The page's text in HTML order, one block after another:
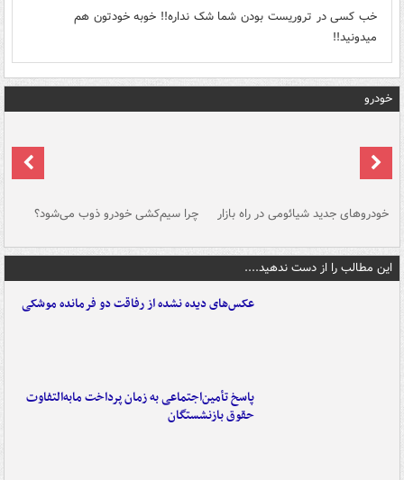
خب کسی در تروریست بودن شما شک نداره!! خوبه خودتون هم
میدونید!!
خودرو
خودروهای جدید شیائومی در راه بازار چرا سیم‌کشی خودرو ذوب می‌شود؟
این مطالب را از دست ندهید....
عکس‌های دیده نشده از رفاقت دو فرمانده‌ موشکی
پاسخ تأمین‌اجتماعی به زمان پرداخت مابه‌التفاوت
حقوق بازنشستگان